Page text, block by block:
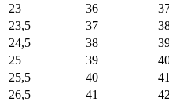
23
36
23,5
37
24,5
38
25
39
25,5
40
41
26,5
41 42